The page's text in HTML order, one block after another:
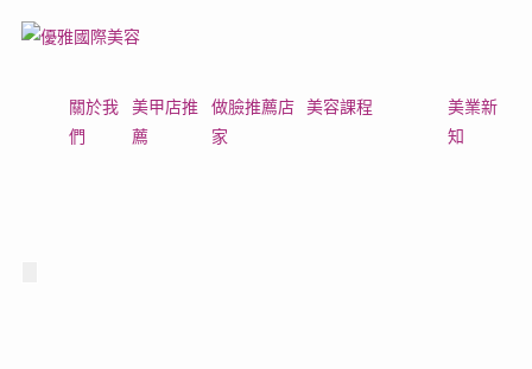
關於我
們
美甲店推
薦
做臉推薦店
家
美容課程
美業新
知